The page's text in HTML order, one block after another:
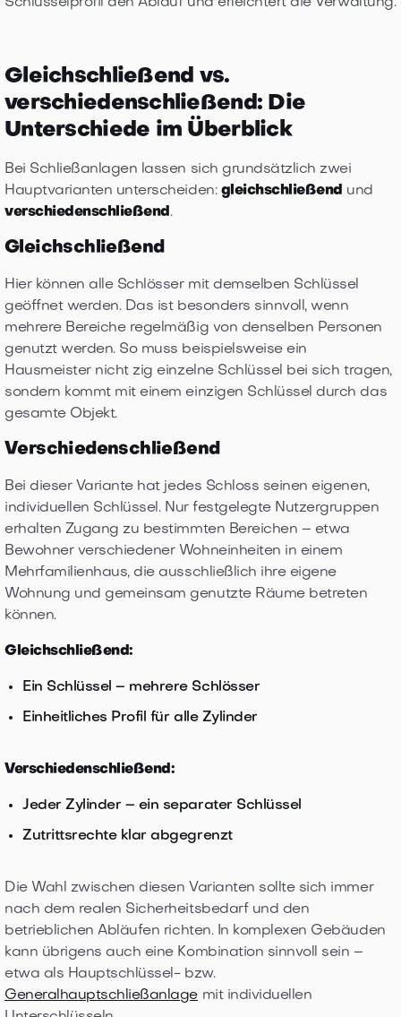
Gleichschließend vs.
verschiedenschließend: Die
Unterschiede im Überblick
Bei Schließanlagen lassen sich grundsätzlich zwei
Hauptvarianten unterscheiden: gleichschließend und
verschiedenschließend.
Gleichschließend
Hier können alle Schlösser mit demselben Schlüssel
geöffnet werden. Das ist besonders sinnvoll, wenn
mehrere Bereiche regelmäßig von denselben Personen
genutzt werden. So muss beispielsweise ein
Hausmeister nicht zig einzelne Schlüssel bei sich tragen,
sondern kommt mit einem einzigen Schlüssel durch das
gesamte Objekt.
Verschiedenschließend
Bei dieser Variante hat jedes Schloss seinen eigenen,
individuellen Schlüssel. Nur festgelegte Nutzergruppen
erhalten Zugang zu bestimmten Bereichen – etwa
Bewohner verschiedener Wohneinheiten in einem
Mehrfamilienhaus, die ausschließlich ihre eigene
Wohnung und gemeinsam genutzte Räume betreten
können.
Gleichschließend:
Ein Schlüssel – mehrere Schlösser
Einheitliches Profil für alle Zylinder
Verschiedenschließend:
Jeder Zylinder – ein separater Schlüssel
Zutrittsrechte klar abgegrenzt
Die Wahl zwischen diesen Varianten sollte sich immer
nach dem realen Sicherheitsbedarf und den
betrieblichen Abläufen richten. In komplexen Gebäuden
kann übrigens auch eine Kombination sinnvoll sein –
etwa als Hauptschlüssel- bzw.
Generalhauptschließanlage mit individuellen